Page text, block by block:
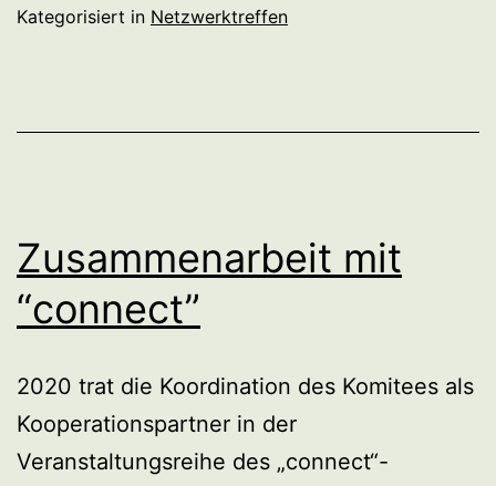
Kategorisiert in Netzwerktreffen
Zusammenarbeit mit
“connect”
2020 trat die Koordination des Komitees als
Kooperationspartner in der
Veranstaltungsreihe des „connect“-